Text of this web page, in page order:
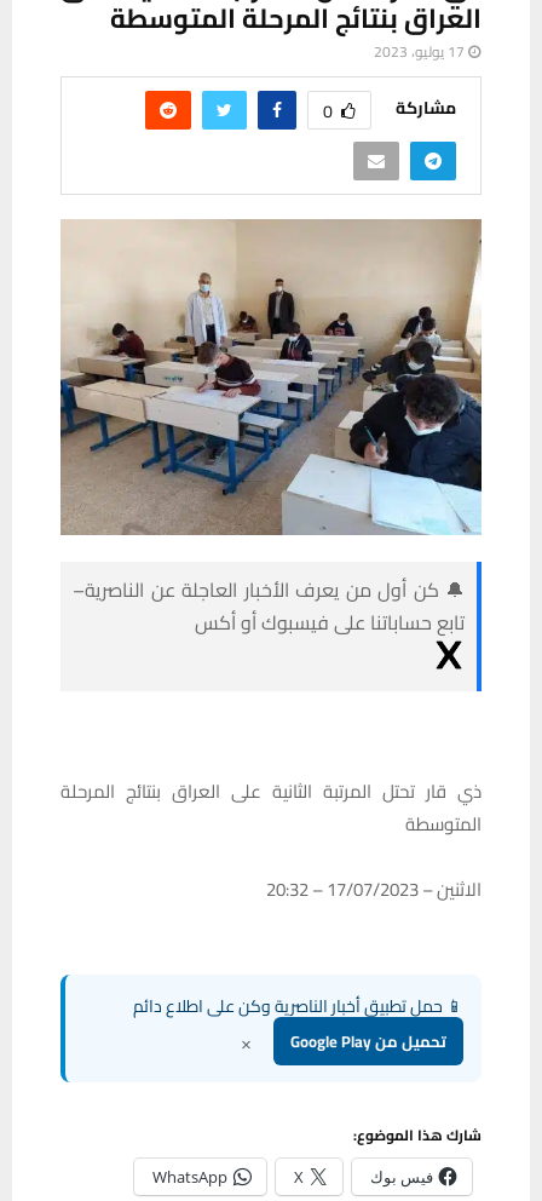
العراق بنتائج المرحلة المتوسطة
17 يوليو، 2023
مشاركة 0
🔔 كن أول من يعرف الأخبار العاجلة عن الناصرية–
تابع حساباتنا على فيسبوك أو أكس
ذي قار تحتل المرتبة الثانية على العراق بنتائج المرحلة
المتوسطة
الاثنين – 17/07/2023 – 20:32
📱 حمل تطبيق أخبار الناصرية وكن على اطلاع دائم
تحميل من Google Play ×
شارك هذا الموضوع:
فيس بوك X
WhatsApp